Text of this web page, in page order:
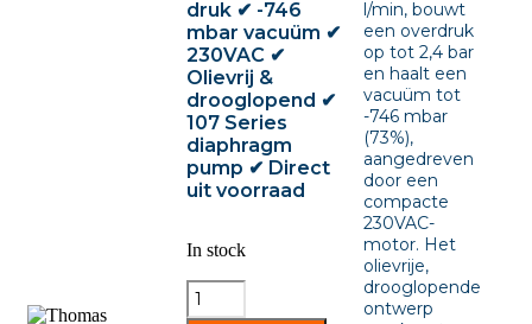
druk ✔ -746
mbar vacuüm ✔
230VAC ✔
Olievrij &
drooglopend ✔
107 Series
diaphragm
pump ✔ Direct
uit voorraad
In stock
l/min, bouwt
een overdruk
op tot 2,4 bar
en haalt een
vacuüm tot
-746 mbar
(73%),
aangedreven
door een
compacte
230VAC-
motor. Het
olievrije,
drooglopende
ontwerp